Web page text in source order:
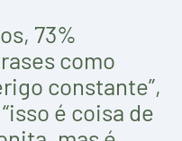
73%
como
constante”,
é coisa de